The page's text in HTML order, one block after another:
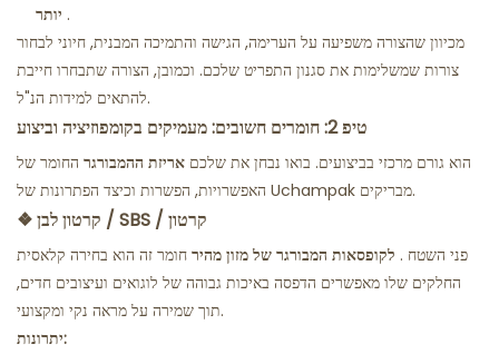
יותר .
מכיוון שהצורה משפיעה על הערימה, הגישה והתמיכה המבנית, חיוני לבחור
צורות שמשלימות את סגנון התפריט שלכם. וכמובן, הצורה שתבחרו חייבת
להתאים למידות הנ"ל.
טיפ 2: חומרים חשובים: מעמיקים בקומפוזיציה וביצוע
החומר של אריזת ההמבורגר
הוא גורם מרכזי בביצועים. בואו נבחן את
האפשרויות, הפשרות וכיצד הפתרונות של Uchampak מבריקים.
❖ קרטון לבן / SBS / קרטון
חומר זה הוא בחירה קלאסית לקופסאות המבורגר של מזון מהיר . פני השטח
החלקים שלו מאפשרים הדפסה באיכות גבוהה של לוגואים ועיצובים חדים,
תוך שמירה על מראה נקי ומקצועי.
יתרונות: